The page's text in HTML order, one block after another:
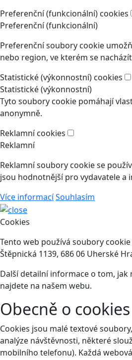
Preferenční (funkcionální) cookies
Preferenční (funkcionální)
Preferenční soubory cookie
nebo region, ve kterém se
Statistické (výkonnostní) cookies
Statistické (výkonnostní)
Tyto soubory cookie pomáhají
anonymně.
Reklamní cookies
Reklamní
Reklamní soubory cookie se
jsou hodnotnější pro vydavatele a
Více informacíSouhlasím
Cookies
Tento web používá soubory
Štěpnická 1139, 686 06 Uherské
Další detailní informace o tom, jak
najdete na našem webu.
Obecně o cookies
Cookies jsou malé textové
analýze návštěvnosti, některé
mobilního telefonu). Každá